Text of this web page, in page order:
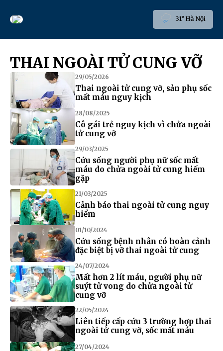
31° Hà Nội
THAI NGOÀI TỬ CUNG VỠ
29/05/2026
Thai ngoài tử cung vỡ, sản phụ sốc
mất máu nguy kịch
28/08/2025
Cô gái trẻ nguy kịch vì chửa ngoài
tử cung vỡ
29/03/2025
Cứu sống người phụ nữ sốc mất
máu do chửa ngoài tử cung hiếm
gặp
21/03/2025
Cảnh báo thai ngoài tử cung nguy
hiểm
01/10/2024
Cứu sống bệnh nhân có hoàn cảnh
đặc biệt bị vỡ thai ngoài tử cung
24/07/2024
Mất hơn 2 lít máu, người phụ nữ
suýt tử vong do chửa ngoài tử
cung vỡ
22/05/2024
Liên tiếp cấp cứu 3 trường hợp thai
ngoài tử cung vỡ, sốc mất máu
27/04/2024